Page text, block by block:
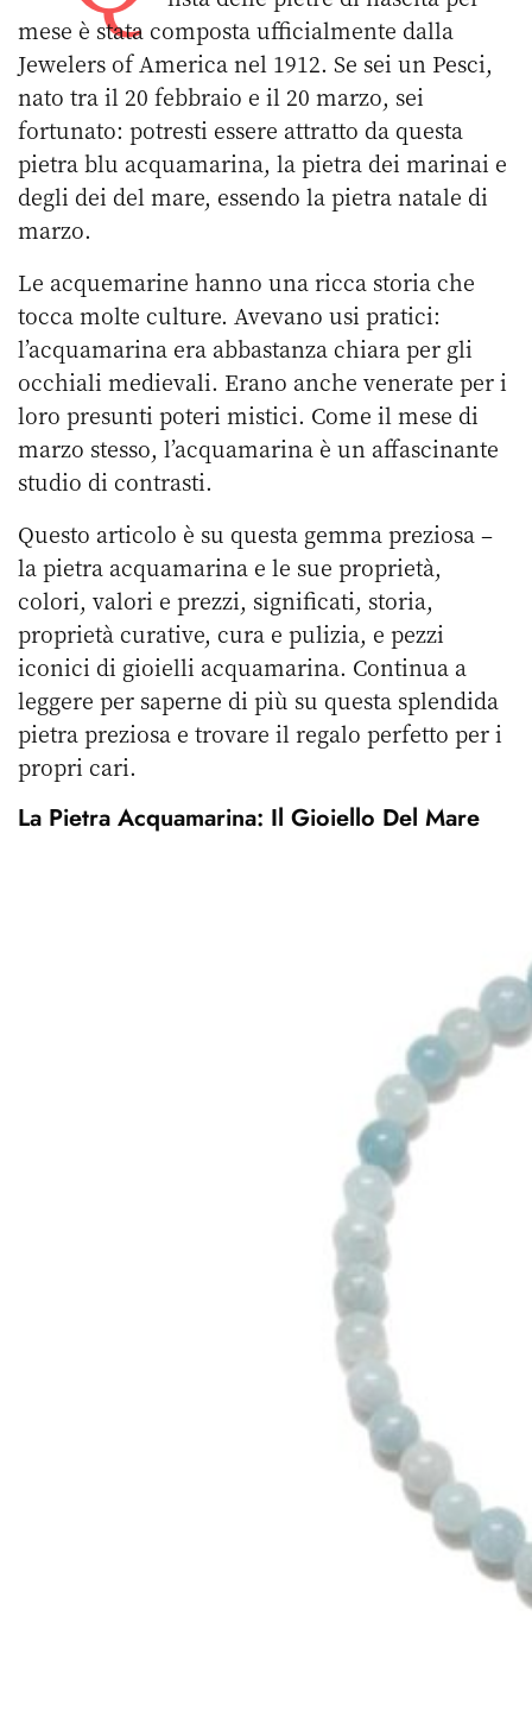
mese è stata composta ufficialmente dalla
Jewelers of America nel 1912. Se sei un Pesci,
nato tra il 20 febbraio e il 20 marzo, sei
fortunato: potresti essere attratto da questa
pietra blu acquamarina, la pietra dei marinai e
degli dei del mare, essendo la pietra natale di
marzo.
Le acquemarine hanno una ricca storia che
tocca molte culture. Avevano usi pratici:
l’acquamarina era abbastanza chiara per gli
occhiali medievali. Erano anche venerate per i
loro presunti poteri mistici. Come il mese di
marzo stesso, l’acquamarina è un affascinante
studio di contrasti.
Questo articolo è su questa gemma preziosa –
la pietra acquamarina e le sue proprietà,
colori, valori e prezzi, significati, storia,
proprietà curative, cura e pulizia, e pezzi
iconici di gioielli acquamarina. Continua a
leggere per saperne di più su questa splendida
pietra preziosa e trovare il regalo perfetto per i
propri cari.
La Pietra Acquamarina: Il Gioiello Del Mare